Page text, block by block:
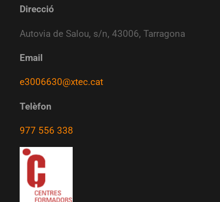
Direcció
Autovia de Salou, s/n, 43006, Tarragona
Email
e3006630@xtec.cat
Telèfon
977 556 338